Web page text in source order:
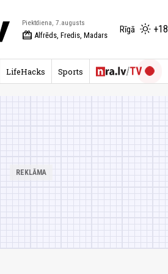
Piektdiena, 7.augusts
redeem Alfrēds, Fredis, Madars
Rīgā
LifeHacks Sports